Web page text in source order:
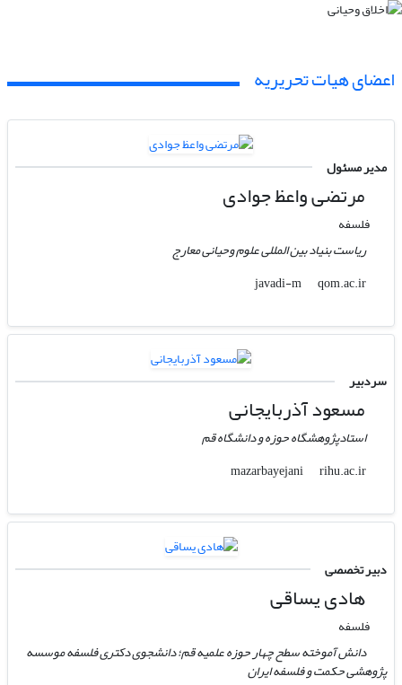
اعضای هیات تحریریه
مدیر مسئول
مرتضی واعظ جوادی
فلسفه
ریاست بنیاد بین المللی علوم وحیانی معارج
javadi-m
qom.ac.ir
سردبیر
مسعود آذربایجانی
استادپژوهشگاه حوزه و دانشگاه قم
mazarbayejani
rihu.ac.ir
دبیر تخصصی
هادی یساقی
فلسفه
دانش آموخته سطح چهار حوزه علمیه قم؛ دانشجوی دکتری فلسفه موسسه
پژوهشی حکمت و فلسفه ایران